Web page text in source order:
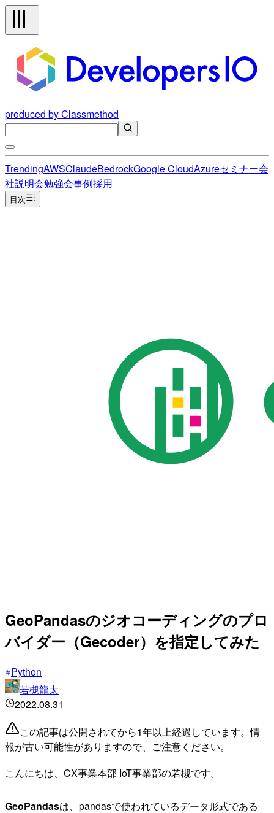
produced by Classmethod
TrendingAWSClaudeBedrockGoogle CloudAzureセミナー会
社説明会勉強会事例採用
目次
GeoPandasのジオコーディングのプロ
バイダー（Gecoder）を指定してみた
Python
若槻龍太
2022.08.31
この記事は公開されてから1年以上経過しています。情
報が古い可能性がありますので、ご注意ください。
こんにちは、CX事業本部 IoT事業部の若槻です。
GeoPandasは、pandasで使われているデータ形式である